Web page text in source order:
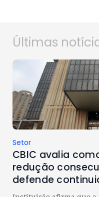
Últimas
Setor
CBIC avalia
redução
defende